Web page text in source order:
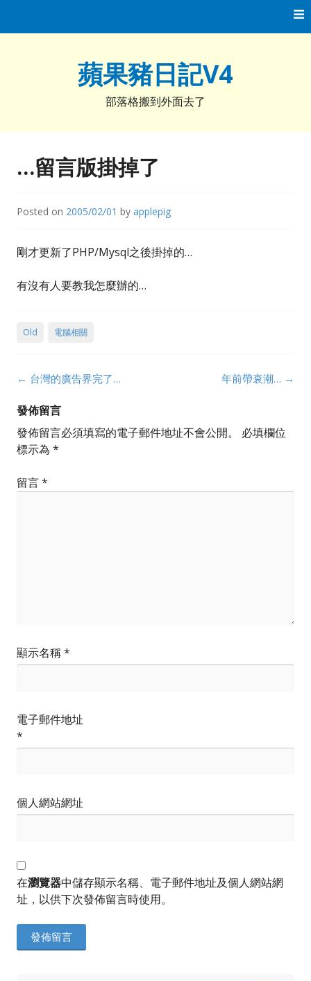
蘋果豬日記V4
部落格搬到外面去了
…留言版掛掉了
Posted on 2005/02/01 by applepig
剛才更新了PHP/Mysql之後掛掉的…
有沒有人要教我怎麼辦的…
Old 電腦相關
Post
← 台灣的廣告界完了… 年前帶衰潮… →
發佈留言
發佈留言必須填寫的電子郵件地址不會公開。
必填欄位
標示為 *
留言*
顯示名稱*
電子郵件地址
*
個人網站網址
在瀏覽器中儲存顯示名稱、電子郵件地址及個人網站網
址，以供下次發佈留言時使用。